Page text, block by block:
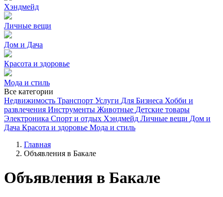
Хэндмейд
Личные вещи
Дом и Дача
Красота и здоровье
Мода и стиль
Все категории
Недвижимость Транспорт Услуги Для Бизнеса Хобби и
развлечения Инструменты Животные Детские товары
Электроника Спорт и отдых Хэндмейд Личные вещи Дом и
Дача Красота и здоровье Мода и стиль
Главная
Объявления в Бакале
Объявления в Бакале